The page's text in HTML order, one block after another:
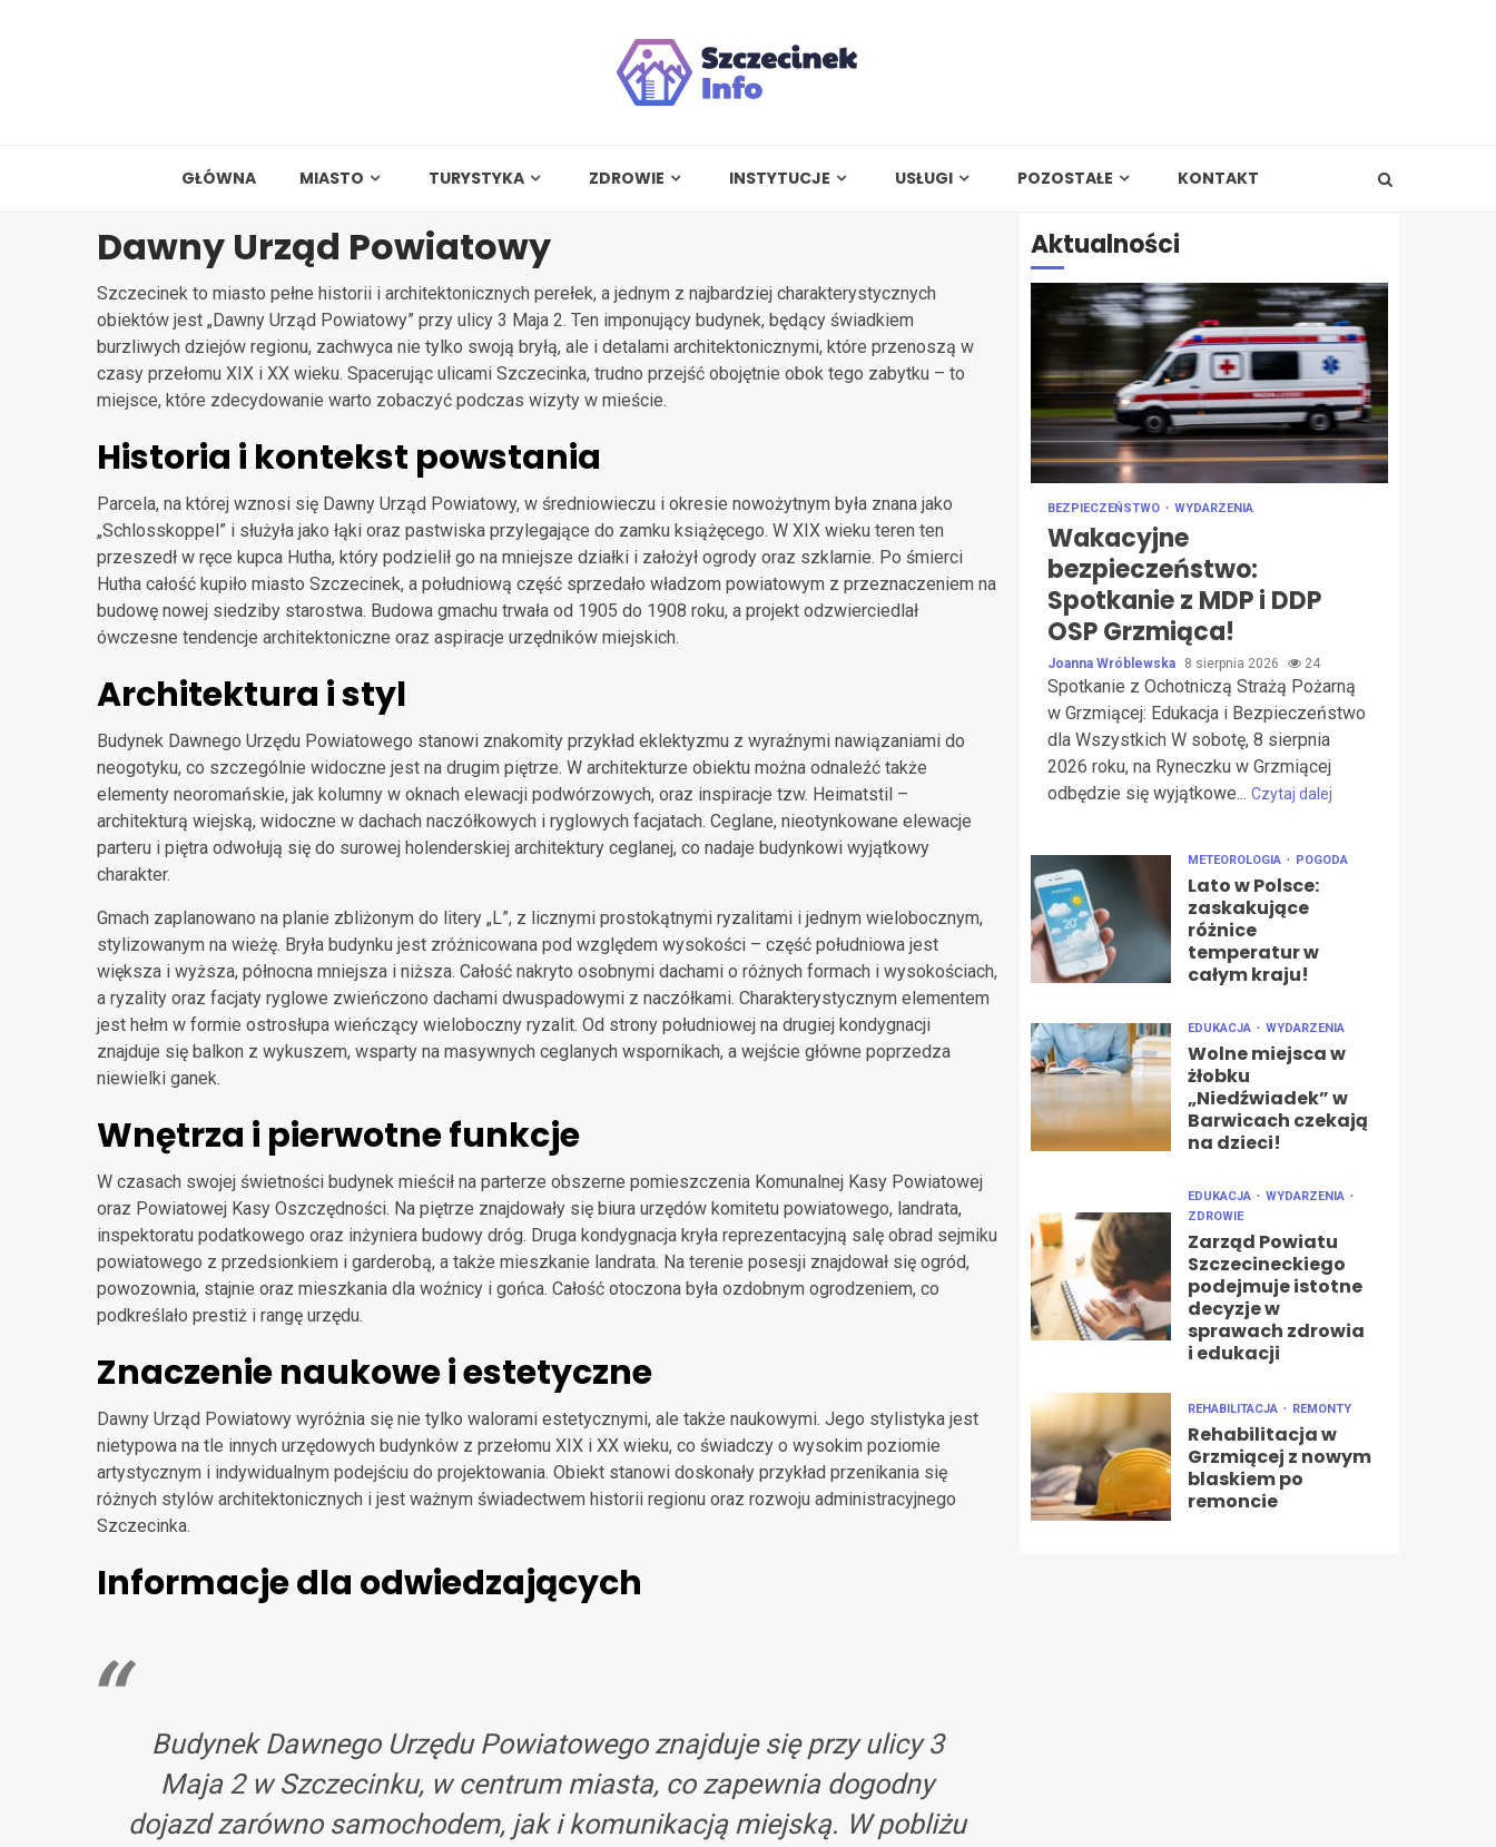
GŁÓWNA MIASTO TURYSTYKA ZDROWIE INSTYTUCJE USŁUGI POZOSTAŁE KONTAKT
Dawny Urząd Powiatowy
Szczecinek to miasto pełne historii i architektonicznych perełek, a jednym z najbardziej charakterystycznych
obiektów jest „Dawny Urząd Powiatowy” przy ulicy 3 Maja 2. Ten imponujący budynek, będący świadkiem
burzliwych dziejów regionu, zachwyca nie tylko swoją bryłą, ale i detalami architektonicznymi, które przenoszą w
czasy przełomu XIX i XX wieku. Spacerując ulicami Szczecinka, trudno przejść obojętnie obok tego zabytku – to
miejsce, które zdecydowanie warto zobaczyć podczas wizyty w mieście.
Historia i kontekst powstania
Parcela, na której wznosi się Dawny Urząd Powiatowy, w średniowieczu i okresie nowożytnym była znana jako
„Schlosskoppel” i służyła jako łąki oraz pastwiska przylegające do zamku książęcego. W XIX wieku teren ten
przeszedł w ręce kupca Hutha, który podzielił go na mniejsze działki i założył ogrody oraz szklarnie. Po śmierci
Hutha całość kupiło miasto Szczecinek, a południową część sprzedało władzom powiatowym z przeznaczeniem na
budowę nowej siedziby starostwa. Budowa gmachu trwała od 1905 do 1908 roku, a projekt odzwierciedlał
ówczesne tendencje architektoniczne oraz aspiracje urzędników miejskich.
Architektura i styl
Budynek Dawnego Urzędu Powiatowego stanowi znakomity przykład eklektyzmu z wyraźnymi nawiązaniami do
neogotyku, co szczególnie widoczne jest na drugim piętrze. W architekturze obiektu można odnaleźć także
elementy neoromańskie, jak kolumny w oknach elewacji podwórzowych, oraz inspiracje tzw. Heimatstil –
architekturą wiejską, widoczne w dachach naczółkowych i ryglowych facjatach. Ceglane, nieotynkowane elewacje
parteru i piętra odwołują się do surowej holenderskiej architektury ceglanej, co nadaje budynkowi wyjątkowy
charakter.
Gmach zaplanowano na planie zbliżonym do litery „L”, z licznymi prostokątnymi ryzalitami i jednym wielobocznym,
stylizowanym na wieżę. Bryła budynku jest zróżnicowana pod względem wysokości – część południowa jest
większa i wyższa, północna mniejsza i niższa. Całość nakryto osobnymi dachami o różnych formach i wysokościach,
a ryzality oraz facjaty ryglowe zwieńczono dachami dwuspadowymi z naczółkami. Charakterystycznym elementem
jest hełm w formie ostrosłupa wieńczący wieloboczny ryzalit. Od strony południowej na drugiej kondygnacji
znajduje się balkon z wykuszem, wsparty na masywnych ceglanych wspornikach, a wejście główne poprzedza
niewielki ganek.
Wnętrza i pierwotne funkcje
W czasach swojej świetności budynek mieścił na parterze obszerne pomieszczenia Komunalnej Kasy Powiatowej
oraz Powiatowej Kasy Oszczędności. Na piętrze znajdowały się biura urzędów komitetu powiatowego, landrata,
inspektoratu podatkowego oraz inżyniera budowy dróg. Druga kondygnacja kryła reprezentacyjną salę obrad sejmiku
powiatowego z przedsionkiem i garderobą, a także mieszkanie landrata. Na terenie posesji znajdował się ogród,
powozownia, stajnie oraz mieszkania dla woźnicy i gońca. Całość otoczona była ozdobnym ogrodzeniem, co
podkreślało prestiż i rangę urzędu.
Znaczenie naukowe i estetyczne
Dawny Urząd Powiatowy wyróżnia się nie tylko walorami estetycznymi, ale także naukowymi. Jego stylistyka jest
nietypowa na tle innych urzędowych budynków z przełomu XIX i XX wieku, co świadczy o wysokim poziomie
artystycznym i indywidualnym podejściu do projektowania. Obiekt stanowi doskonały przykład przenikania się
różnych stylów architektonicznych i jest ważnym świadectwem historii regionu oraz rozwoju administracyjnego
Szczecinka.
Informacje dla odwiedzających
Budynek Dawnego Urzędu Powiatowego znajduje się przy ulicy 3
Maja 2 w Szczecinku, w centrum miasta, co zapewnia dogodny
dojazd zarówno samochodem, jak i komunikacją miejską. W pobliżu
Aktualności
BEZPIECZEŃSTWO WYDARZENIA
Wakacyjne
bezpieczeństwo:
Spotkanie z MDP i DDP
OSP Grzmiąca!
Joanna Wróblewska 8 sierpnia 2026 24
Spotkanie z Ochotniczą Strażą Pożarną
w Grzmiącej: Edukacja i Bezpieczeństwo
dla Wszystkich W sobotę, 8 sierpnia
2026 roku, na Ryneczku w Grzmiącej
odbędzie się wyjątkowe... Czytaj dalej
METEOROLOGIA POGODA
Lato w Polsce:
zaskakujące
różnice
temperatur w
całym kraju!
EDUKACJA WYDARZENIA
Wolne miejsca w
żłobku
„Niedźwiadek” w
Barwicach czekają
na dzieci!
EDUKACJA
WYDARZENIA
ZDROWIE
Zarząd Powiatu
Szczecineckiego
podejmuje istotne
decyzje w
sprawach zdrowia
i edukacji
REHABILITACJA REMONTY
Rehabilitacja w
Grzmiącej z nowym
blaskiem po
remoncie